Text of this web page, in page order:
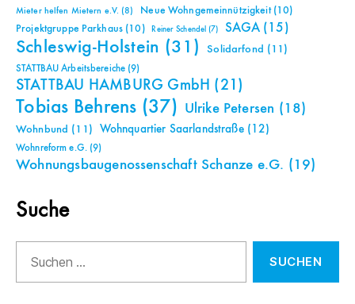
Mieter helfen Mietern e.V. (8) Neue Wohngemeinnützigkeit(10)
Projektgruppe Parkhaus (10) Reiner Schendel (7) SAGA(15)
Schleswig-Holstein (31) Solidarfond (11)
STATTBAU Arbeitsbereiche (9)
STATTBAU HAMBURG GmbH (21)
Tobias Behrens (37) Ulrike Petersen (18)
Wohnbund (11) Wohnquartier Saarlandstraße(12)
Wohnreform e.G.(9)
Wohnungsbaugenossenschaft Schanze e.G. (19)
Suche
nach: